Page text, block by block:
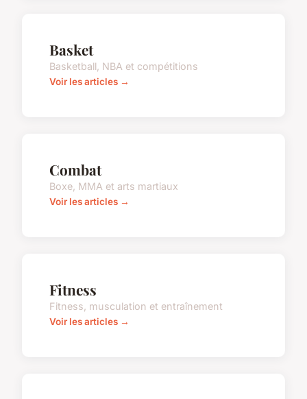
Basket
Basketball, NBA et compétitions
Voir les articles →
Combat
Boxe, MMA et arts martiaux
Voir les articles →
Fitness
Fitness, musculation et entraînement
Voir les articles →